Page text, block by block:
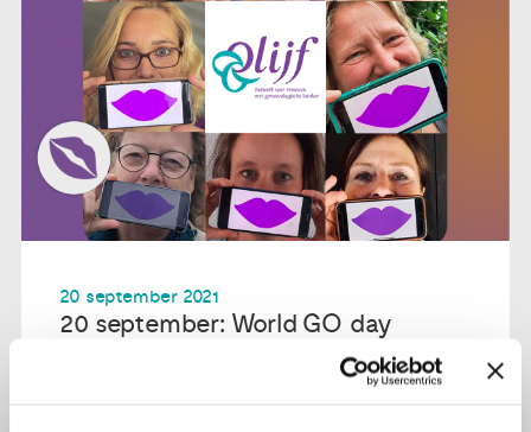
20 september 2021
20 september: World GO day